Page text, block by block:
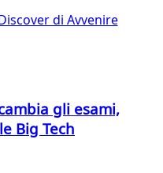
di Avvenire
gli esami,
Big Tech